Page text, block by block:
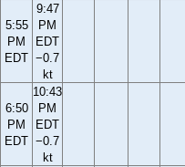
5:55
PM
EDT
9:47
PM
EDT
−0.7
kt
6:50
PM
EDT
10:43
PM
EDT
−0.7
kt